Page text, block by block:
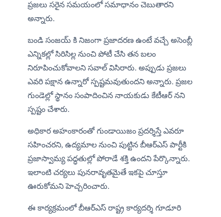
ప్రజలు సరైన సమయంలో సమాధానం చెబుతారని
అన్నారు.
బండి సంజయ్ కి నిజంగా ప్రజాదరణ ఉంటే వచ్చే అసెంబ్లీ
ఎన్నికల్లో సిరిసిల్ల నుంచి పోటీ చేసి తన బలం
నిరూపించుకోవాలని సవాల్ విసిరారు. అప్పుడు ప్రజలు
ఎవరి పక్షాన ఉన్నారో స్పష్టమవుతుందని అన్నారు. ప్రజల
గుండెల్లో స్థానం సంపాదించిన నాయకుడు కేటీఆర్ నని
స్పష్టం చేశారు.
అధికార అహంకారంతో గుండాయిజం ప్రదర్శిస్తే ఎవరూ
సహించరని, ఉద్యమాల నుంచి పుట్టిన బీఆర్ఎస్ పార్టీకి
ప్రజాస్వామ్య పద్ధతుల్లో పోరాడే శక్తి ఉందని పేర్కొన్నారు.
ఇలాంటి చర్యలు పునరావృతమైతే ఇకపై చూస్తూ
ఊరుకోమని హెచ్చరించారు.
ఈ కార్యక్రమంలో బీఆర్ఎస్ రాష్ట్ర కార్యదర్శి గూడూరి